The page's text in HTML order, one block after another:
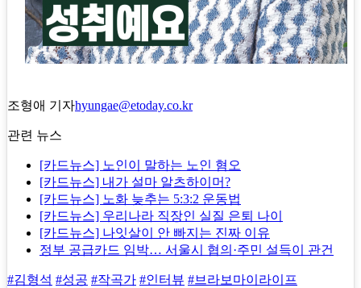
조형애 기자hyungae@etoday.co.kr
관련 뉴스
[카드뉴스] 노인이 말하는 노인 혐오
[카드뉴스] 내가 설마 알츠하이머?
[카드뉴스] 노화 늦추는 5:3:2 운동법
[카드뉴스] 우리나라 직장인 실질 은퇴 나이
[카드뉴스] 나잇살이 안 빠지는 진짜 이유
정부 공급카드 임박… 서울시 협의·주민 설득이 관건
#김형석 #성공 #작곡가 #인터뷰 #브라보마이라이프